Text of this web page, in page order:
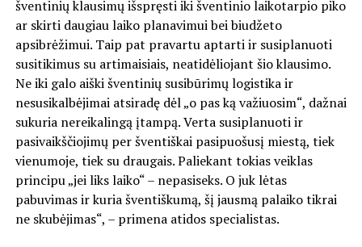
šventinių klausimų išspręsti iki šventinio laikotarpio piko
ar skirti daugiau laiko planavimui bei biudžeto
apsibrėžimui. Taip pat pravartu aptarti ir susiplanuoti
susitikimus su artimaisiais, neatidėliojant šio klausimo.
Ne iki galo aiški šventinių susibūrimų logistika ir
nesusikalbėjimai atsiradę dėl „o pas ką važiuosim“, dažnai
sukuria nereikalingą įtampą. Verta susiplanuoti ir
pasivaikščiojimų per šventiškai pasipuošusį miestą, tiek
vienumoje, tiek su draugais. Paliekant tokias veiklas
principu „jei liks laiko“ – nepasiseks. O juk lėtas
pabuvimas ir kuria šventiškumą, šį jausmą palaiko tikrai
ne skubėjimas“, – primena atidos specialistas.